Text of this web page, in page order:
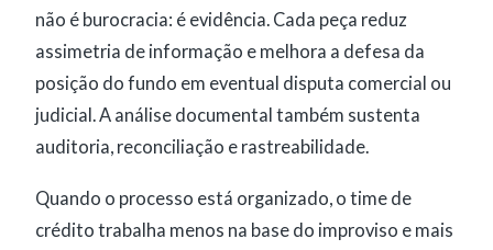
não é burocracia: é evidência. Cada peça reduz
assimetria de informação e melhora a defesa da
posição do fundo em eventual disputa comercial ou
judicial. A análise documental também sustenta
auditoria, reconciliação e rastreabilidade.
Quando o processo está organizado, o time de
crédito trabalha menos na base do improviso e mais